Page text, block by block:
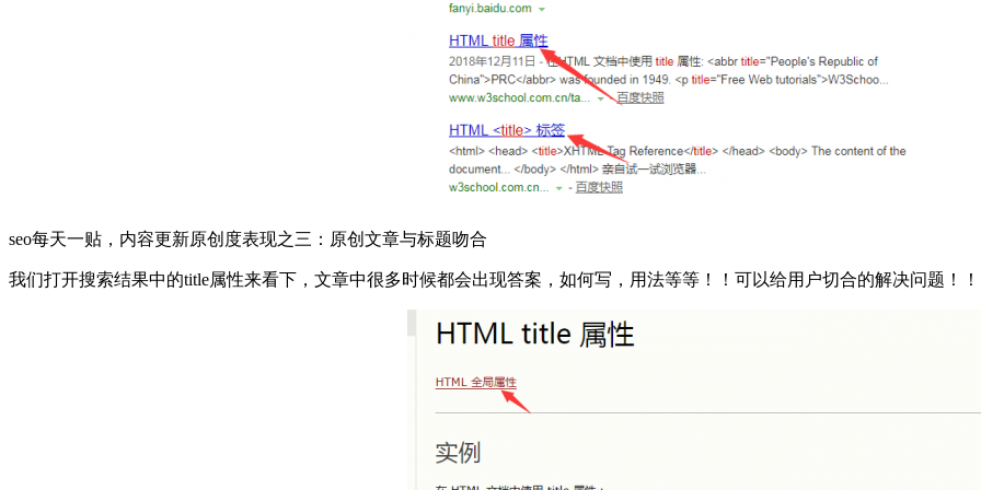
seo每天一贴，内容更新原创度表现之三：原创文章与标题吻合
我们打开搜索结果中的title属性来看下，文章中很多时候都会出现答案，如何写，用法等等！！可以给用户切合的解决问题！